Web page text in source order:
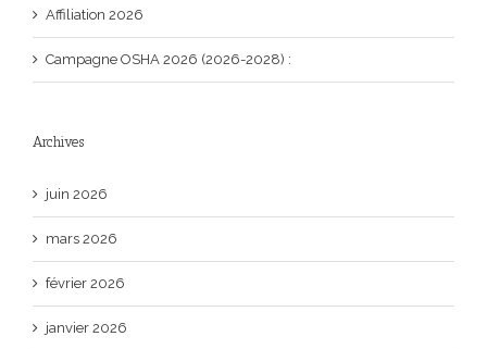
Affiliation 2026
Campagne OSHA 2026 (2026-2028) :
Archives
juin 2026
mars 2026
février 2026
janvier 2026